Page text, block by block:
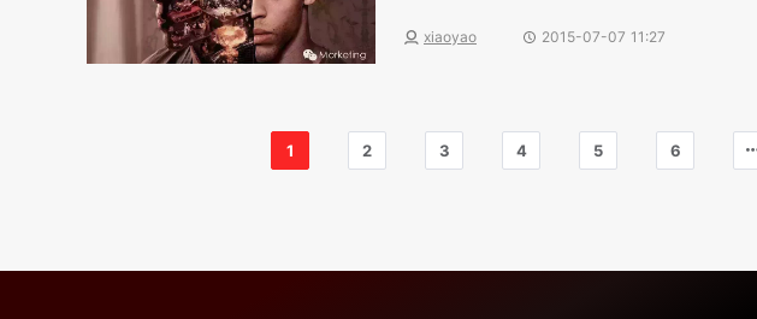
xiaoyao 2015-07-07 11:27
1 2 3 4 5 6